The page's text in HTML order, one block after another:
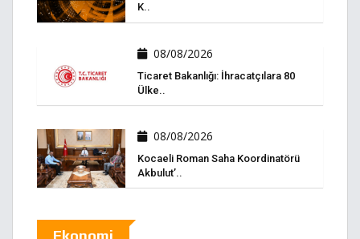
K..
08/08/2026
Ticaret Bakanlığı: İhracatçılara 80
Ülke..
08/08/2026
Kocaeli Roman Saha Koordinatörü
Akbulut’..